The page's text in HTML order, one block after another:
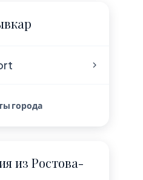
города
из Ростова-